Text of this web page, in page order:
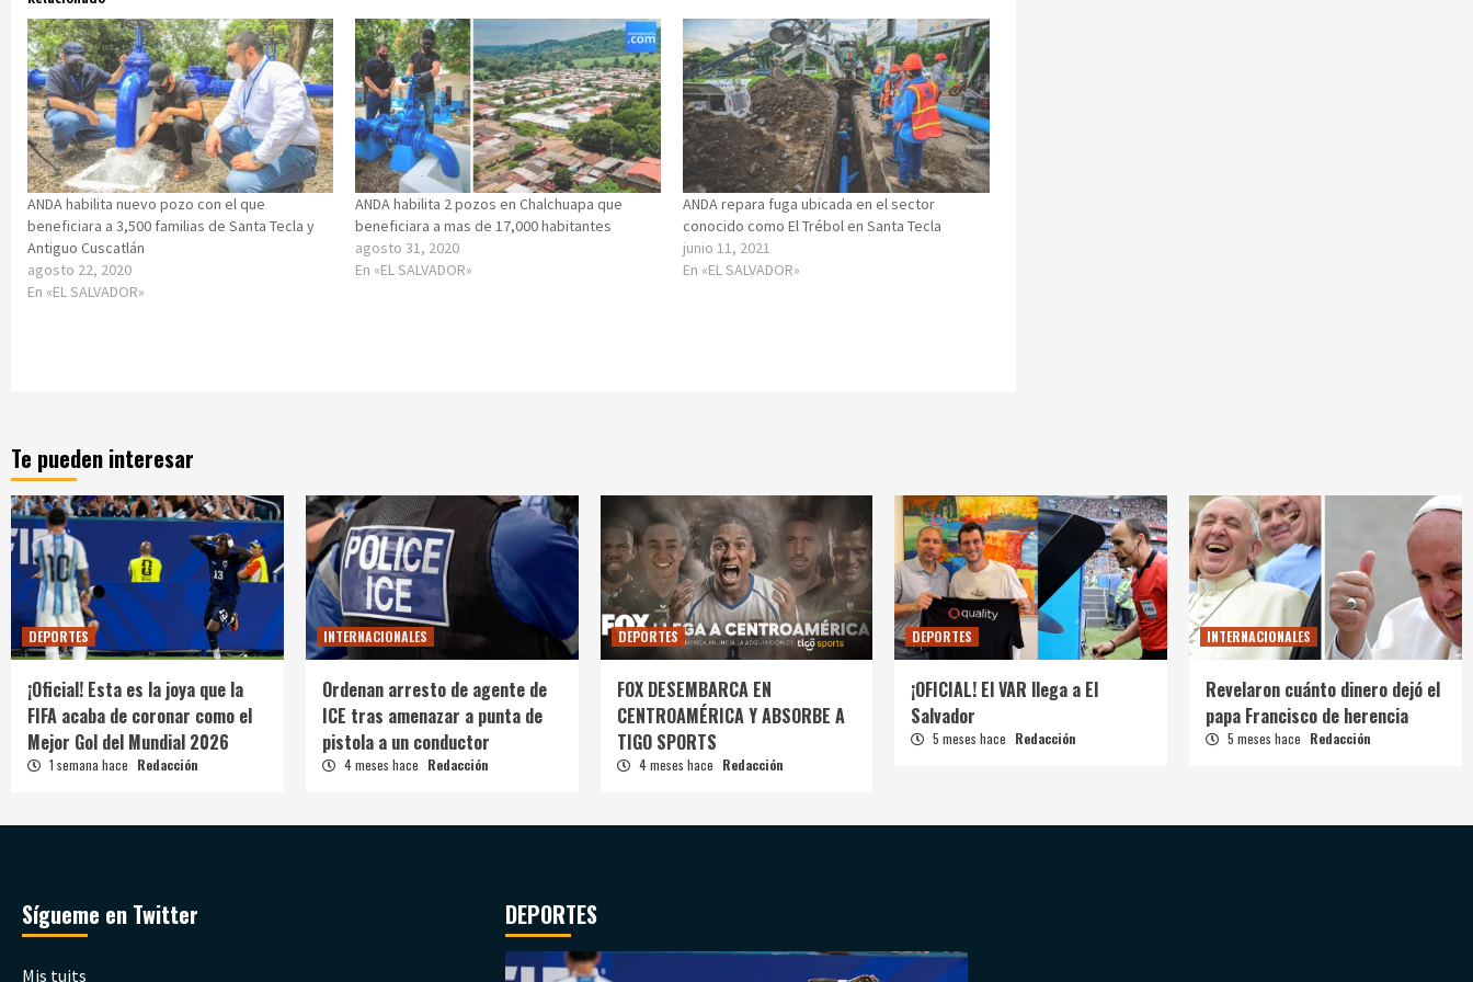
ANDA habilita nuevo pozo con el que
beneficiara a 3,500 familias de Santa Tecla y
Antiguo Cuscatlán
agosto 22, 2020
En «EL SALVADOR»
ANDA habilita 2 pozos en Chalchuapa que
beneficiara a mas de 17,000 habitantes
agosto 31, 2020
En «EL SALVADOR»
ANDA repara fuga ubicada en el sector
conocido como El Trébol en Santa Tecla
junio 11, 2021
En «EL SALVADOR»
Te pueden interesar
DEPORTES
¡Oficial! Esta es la joya que la
FIFA acaba de coronar como el
Mejor Gol del Mundial 2026
1 semana hace Redacción
INTERNACIONALES
Ordenan arresto de agente de
ICE tras amenazar a punta de
pistola a un conductor
4 meses hace Redacción
DEPORTES
FOX DESEMBARCA EN
CENTROAMÉRICA Y ABSORBE A
TIGO SPORTS
4 meses hace Redacción
DEPORTES
¡OFICIAL! El VAR llega a El
Salvador
5 meses hace Redacción
INTERNACIONALES
Revelaron cuánto dinero dejó el
papa Francisco de herencia
5 meses hace Redacción
Sígueme en Twitter
Mis tuits
DEPORTES